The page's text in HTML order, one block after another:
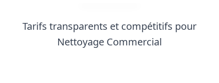
Tarifs transparents et compétitifs pour
Nettoyage Commercial